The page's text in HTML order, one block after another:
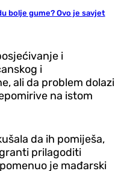
bolje gume? Ovo je savjet
i
i
ali da problem dolazi
na istom
da ih pomiješa,
prilagoditi
je mađarski